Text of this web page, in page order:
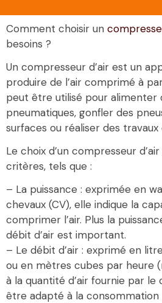
Comment choisir un
besoins ?
Un compresseur d’air est un
produire de l’air comprimé à
peut être utilisé pour alimenter
pneumatiques, gonfler des
surfaces ou réaliser des
Le choix d’un compresseur
critères, tels que :
– La puissance : exprimée en
chevaux (CV), elle indique la
comprimer l’air. Plus la
débit d’air est important.
– Le débit d’air : exprimé en
ou en mètres cubes par heure
à la quantité d’air fournie par le
être adapté à la consommation